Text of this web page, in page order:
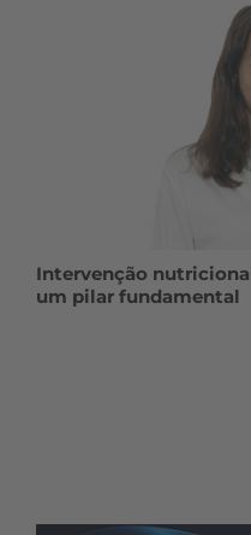
Intervenção
um pilar fundamental